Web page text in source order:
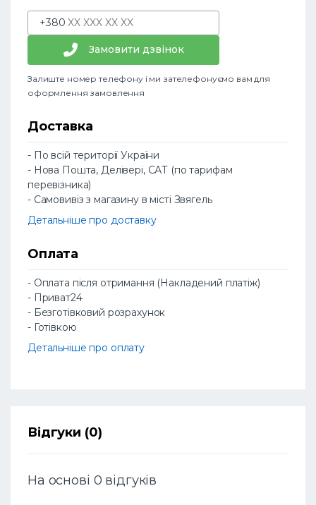
+380
Замовити дзвінок
Залиште номер телефону і ми зателефонуємо вам для
оформлення замовлення
Доставка
- По всій території України
- Нова Пошта, Делівері, САТ (по тарифам
перевізника)
- Самовивіз з магазину в місті Звягель
Детальніше про доставку
Оплата
- Оплата після отримання (Накладений платіж)
- Приват24
- Безготівковий розрахунок
- Готівкою
Детальніше про оплату
Відгуки (0)
На основі 0 відгуків